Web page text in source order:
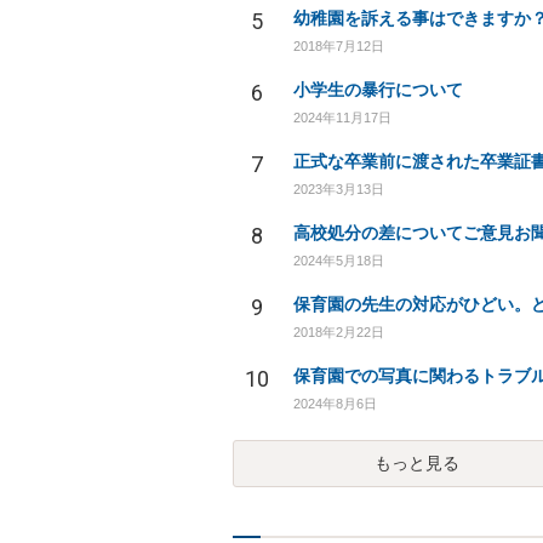
5 幼稚園を訴える事はできますか
2018年7月12日
6 小学生の暴行について
2024年11月17日
7
2023年3月13日
8
2024年5月18日
9
2018年2月22日
10
2024年8月6日
もっと見る